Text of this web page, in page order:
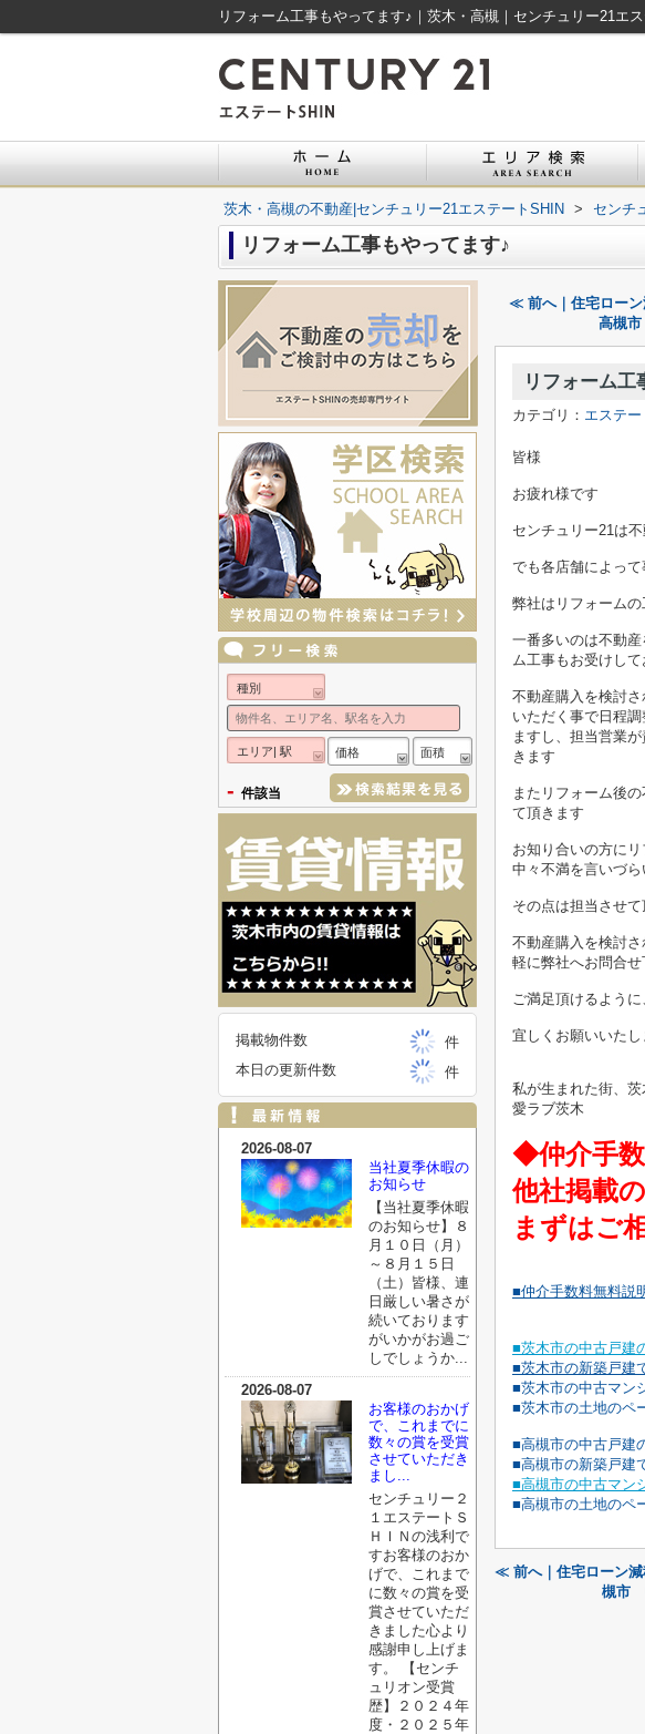
リフォーム工事もやってます♪｜茨木・高槻｜センチュリー21エ
茨木・高槻の不動産|センチュリー21エステートSHIN > センチ
リフォーム工事もやってます♪
≪ 前へ｜住宅ローン
高槻
リフォーム工
カテゴリ： エステー
皆様
お疲れ様です
センチュリー21は
でも各店舗によっ
弊社はリフォームの
一番多いのは不動
ム工事もお受けして
不動産購入を検討
いただく事で日程
ますし、担当営業
きます
またリフォーム後
て頂きます
お知り合いの方に
中々不満を言いづ
その点は担当させ
不動産購入を検討
軽に弊社へお問合せ
ご満足頂けるよう
宜しくお願いいたし
私が生まれた街、茨
愛ラブ茨木
◆仲介手
他社掲載
まずはご
■仲介手数料無料説
■茨木市の中古戸建
■茨木市の新築戸建
■茨木市の中古マン
■茨木市の土地のペ
■高槻市の中古戸建
■高槻市の新築戸建
■高槻市の中古マン
■高槻市の土地のペ
≪ 前へ｜住宅ローン減
槻市
種別
エリア| 駅 価格 面積
- 件該当
掲載物件数
件
本日の更新件数
件
2026-08-07
当社夏季休暇の
お知らせ
【当社夏季休暇
のお知らせ】８
月１０日（月）
～８月１５日
（土）皆様、連
日厳しい暑さが
続いております
がいかがお過ご
しでしょうか...
2026-08-07
お客様のおかげ
で、これまでに
数々の賞を受賞
させていただき
まし...
センチュリー２
１エステートＳ
ＨＩＮの浅利で
すお客様のおか
げで、これまで
に数々の賞を受
賞させていただ
きました心より
感謝申し上げま
す。 【センチ
ュリオン受賞
歴】２０２４年
度・２０２５年